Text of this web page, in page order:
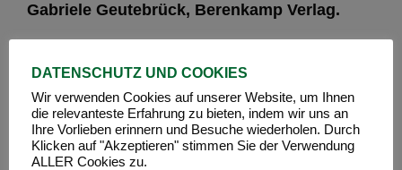
Gabriele Geutebrück, Berenkamp Verlag.
DATENSCHUTZ UND COOKIES
Wir verwenden Cookies auf unserer Website, um Ihnen
die relevanteste Erfahrung zu bieten, indem wir uns an
Ihre Vorlieben erinnern und Besuche wiederholen. Durch
Klicken auf "Akzeptieren" stimmen Sie der Verwendung
ALLER Cookies zu.